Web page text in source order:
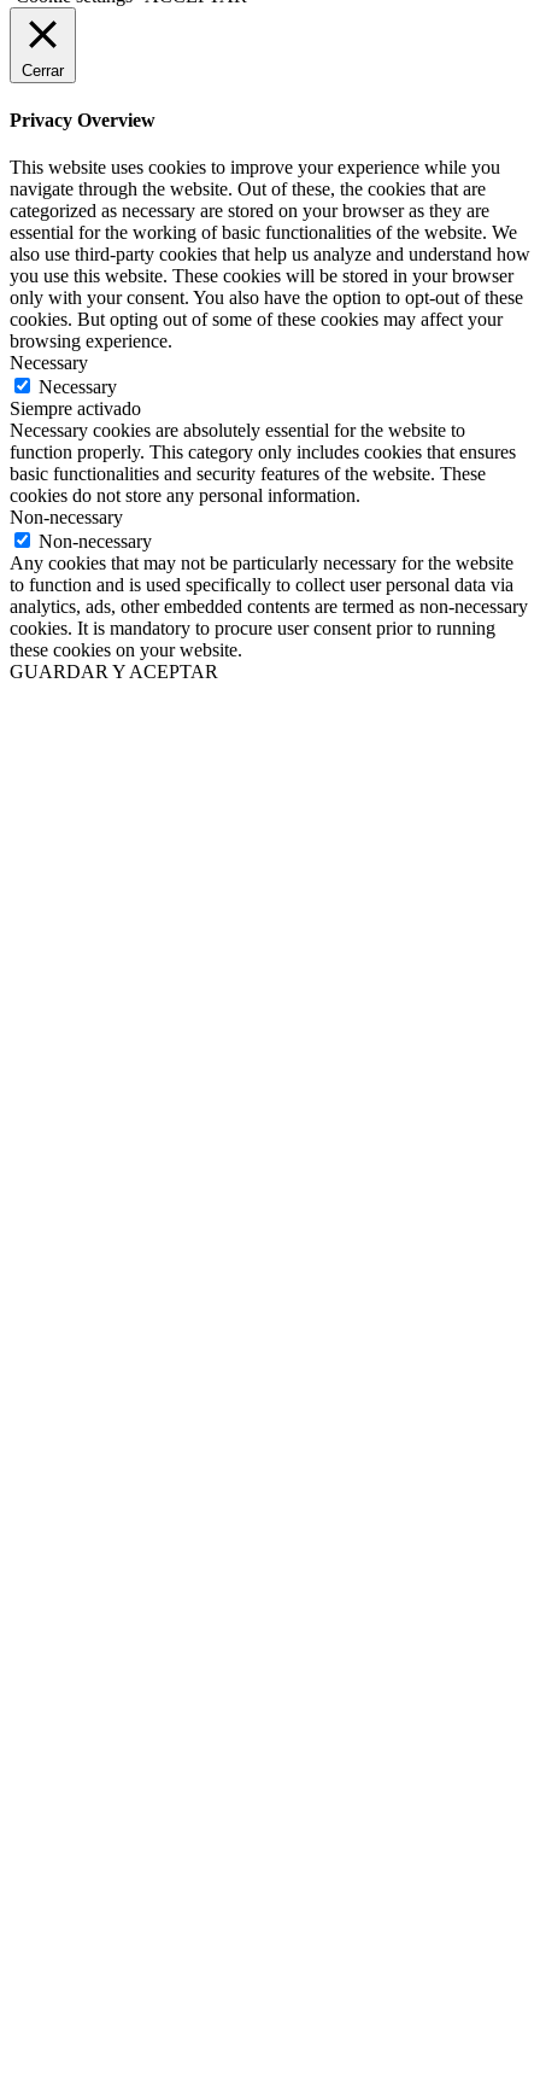
Cerrar
Privacy Overview
This website uses cookies to improve your experience while you
navigate through the website. Out of these, the cookies that are
categorized as necessary are stored on your browser as they are
essential for the working of basic functionalities of the website. We
also use third-party cookies that help us analyze and understand how
you use this website. These cookies will be stored in your browser
only with your consent. You also have the option to opt-out of these
cookies. But opting out of some of these cookies may affect your
browsing experience.
Necessary
Necessary
Siempre activado
Necessary cookies are absolutely essential for the website to
function properly. This category only includes cookies that ensures
basic functionalities and security features of the website. These
cookies do not store any personal information.
Non-necessary
Non-necessary
Any cookies that may not be particularly necessary for the website
to function and is used specifically to collect user personal data via
analytics, ads, other embedded contents are termed as non-necessary
cookies. It is mandatory to procure user consent prior to running
these cookies on your website.
GUARDAR Y ACEPTAR